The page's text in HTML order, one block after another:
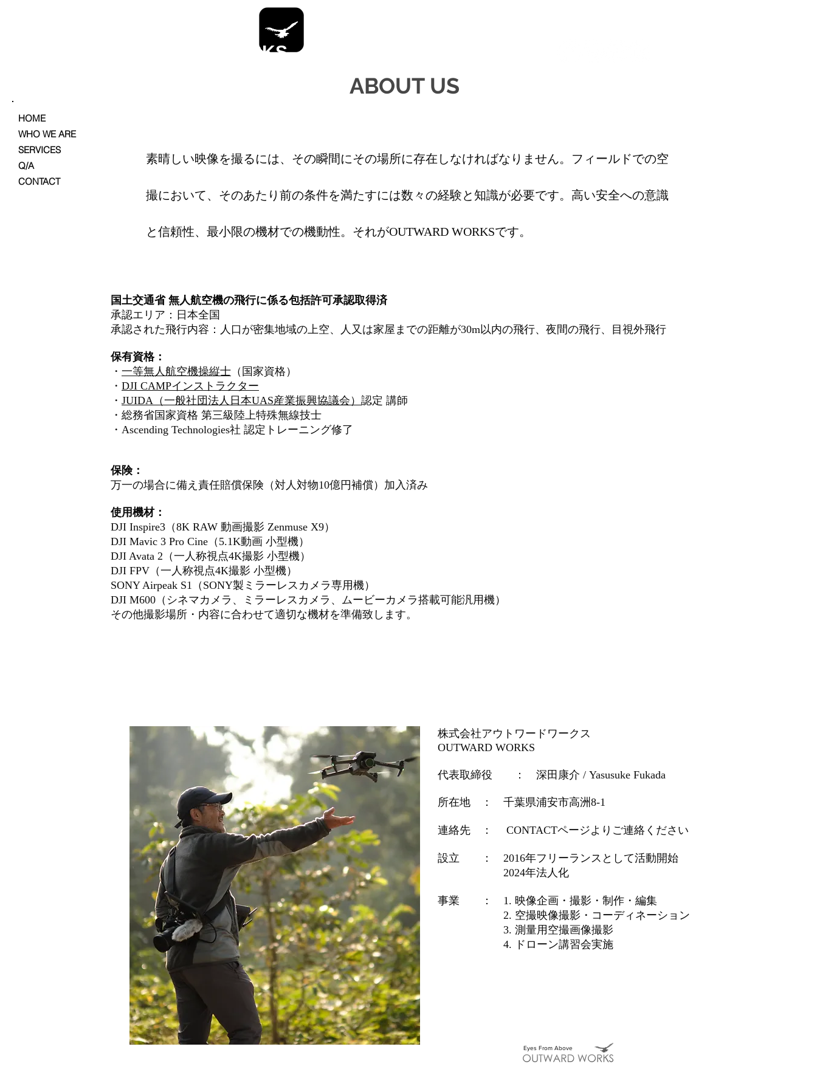
HOME
WHO WE ARE
SERVICES
Q/A
CONTACT
OUTWARD WORKS
ABOUT US
素晴しい映像を撮るには、その瞬間にその場所に存在しなければなりません。フィールドでの空
撮において、そのあたり前の条件を満たすには数々の経験と知識が必要です。高い安全への意識
と信頼性、最小限の機材での機動性。​それがOUTWARD WORKSです。
国土交通省 無人航空機の飛行に係る包括許可承認取得済
承認エリア：日本全国
承認された飛行内容：人口が密集地域の上空、人又は家屋までの距離が30m以内の飛行、夜間の飛行、目視外飛行
保有資格：
・ 一等無人航空機操縦士 （国家資格）
・ DJI CAMPインストラクター
・ JUIDA（一般社団法人日本UAS産業振興協議会） 認定 講師
・総務省国家資格 第三級陸上特殊無線技士
・ Ascending Technologies社 認定トレーニング修了
保険：
万一の場合に備え責任賠償保険（対人対物10億円補償）加入済み
使用機材：
DJI Inspire3（8K RAW 動画撮影 Zenmuse X9）
DJI Mavic 3 Pro Cine（5.1K動画 小型機）
DJI Avata 2（一人称視点4K撮影 小型機）
DJI FPV（一人称視点4K撮影 小型機）
​SONY Airpeak S1（SONY製ミラーレスカメラ専用機）
DJI M600（シネマカメラ、ミラーレスカメラ、ムービーカメラ搭載可能汎用機）
その他撮影場所・内容に合わせて適切な機材を準備致します。
株式会社アウトワードワークス
OUTWARD WORKS
代表取締役 ： 深田康介 / Yasusuke Fukada
所在地 ： 千葉県浦安市高洲8-1
連絡先 ： CONTACTページよりご連絡ください
設立 ： 2016年フリーランスとして活動開始
​ 2024年法人化
事業 ： 1. 映像企画・撮影・制作・編集
2. 空撮映像撮影・コーディネーション
3. 測量用空撮画像撮影
4. ドローン講習会実施
Eyes From Above